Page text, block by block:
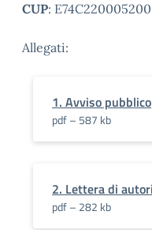
CUP:
Allegati:
1. Avviso pubblico
pdf – 587 kb
2. Lettera di
pdf – 282 kb